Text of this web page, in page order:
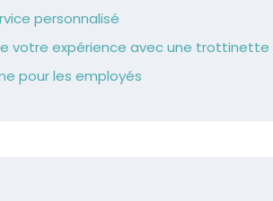
personnalisé
expérience avec une trottinette
pour les employés